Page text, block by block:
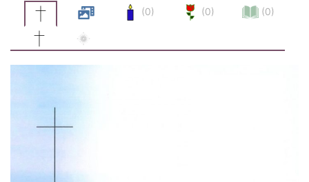
(0) (0) (0)